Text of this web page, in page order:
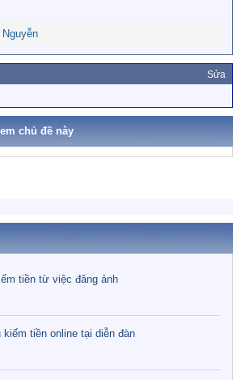
Nguyễn
Sửa
chủ đề này
tiền từ việc đăng ảnh
kiếm tiền online tại diễn đàn